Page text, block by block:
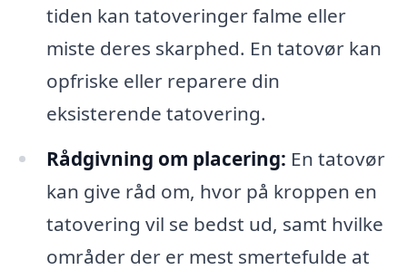
tiden kan tatoveringer falme eller
miste deres skarphed. En tatovør kan
opfriske eller reparere din
eksisterende tatovering.
Rådgivning om placering: En tatovør
kan give råd om, hvor på kroppen en
tatovering vil se bedst ud, samt hvilke
områder der er mest smertefulde at